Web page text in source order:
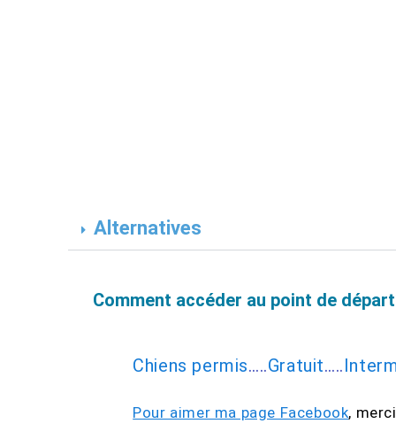
Alternatives
Comment accéder au point de
Chiens permis…..Gratuit…..
Pour aimer ma page Facebook,